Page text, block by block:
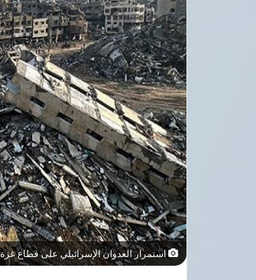
استمرار العدوان الإسرائيلي على قطاع غزة